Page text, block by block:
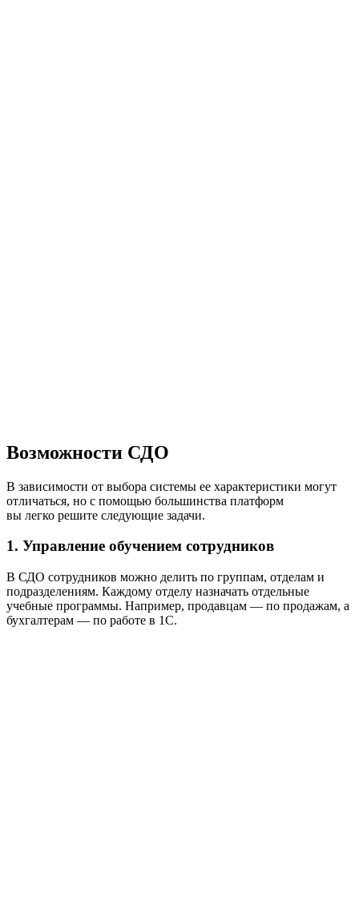
Возможности СДО
В зависимости от выбора системы ее характеристики могут
отличаться, но с помощью большинства платформ
вы легко решите следующие задачи.
1. Управление обучением сотрудников
В СДО сотрудников можно делить по группам, отделам и
подразделениям. Каждому отделу назначать отдельные
учебные программы. Например, продавцам — по продажам, а
бухгалтерам — по работе в 1С.